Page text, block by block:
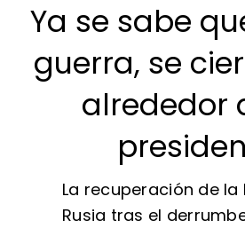
Ya se sabe
guerra, se
alrededor
La recuperación de la
Rusia tras el